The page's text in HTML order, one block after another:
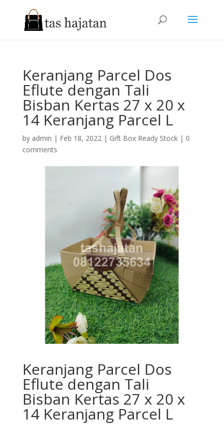
Keranjang Parcel Dos
Eflute dengan Tali
Bisban Kertas 27 x 20 x
14 Keranjang Parcel L
by admin | Feb 18, 2022| Gift Box Ready Stock| 0
comments
Keranjang Parcel Dos
Eflute dengan Tali
Bisban Kertas 27 x 20 x
14 Keranjang Parcel L